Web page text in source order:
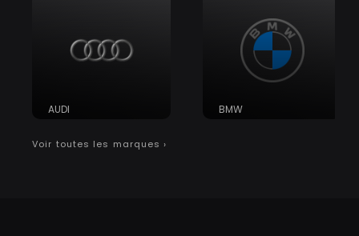
AUDI BMW
Voir toutes les marques ›